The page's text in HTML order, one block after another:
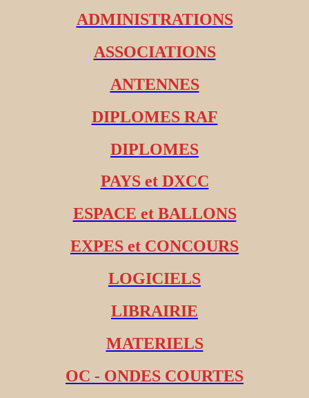
ADMINISTRATIONS
ASSOCIATIONS
ANTENNES
DIPLOMES RAF
DIPLOMES
PAYS et DXCC
ESPACE et BALLONS
EXPES et CONCOURS
LOGICIELS
LIBRAIRIE
MATERIELS
OC - ONDES COURTES